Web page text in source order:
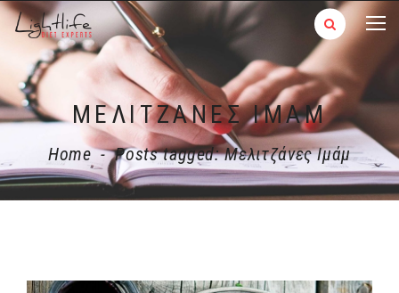
ΜΕΛΙΤΖΆΝΕΣ ΙΜΆΜ
Home - Posts tagged: Μελιτζάνες Ιμάμ